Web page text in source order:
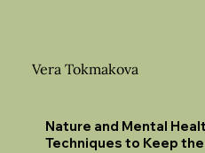
Nature and Mental
Techniques to Keep
Vera Tokmakova